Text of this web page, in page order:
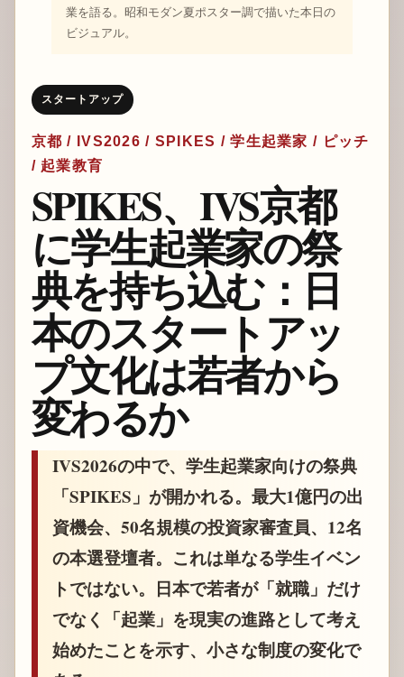
業を語る。昭和モダン夏ポスター調で描いた本日の
ビジュアル。
スタートアップ
京都 / IVS2026 / SPIKES / 学生起業家 / ピッチ
/ 起業教育
SPIKES、IVS京都
に学生起業家の祭
典を持ち込む：日
本のスタートアッ
プ文化は若者から
変わるか
IVS2026の中で、学生起業家向けの祭典
「SPIKES」が開かれる。最大1億円の出
資機会、50名規模の投資家審査員、12名
の本選登壇者。これは単なる学生イベン
トではない。日本で若者が「就職」だけ
でなく「起業」を現実の進路として考え
始めたことを示す、小さな制度の変化で